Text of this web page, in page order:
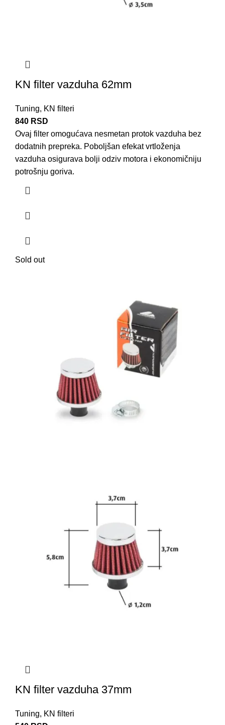
KN filter vazduha 62mm
Tuning, KN filteri
840 RSD
Ovaj filter omogućava nesmetan protok vazduha bez
dodatnih prepreka. Poboljšan efekat vrtloženja
vazduha osigurava bolji odziv motora i ekonomičniju
potrošnju goriva.
Sold out
KN filter vazduha 37mm
Tuning, KN filteri